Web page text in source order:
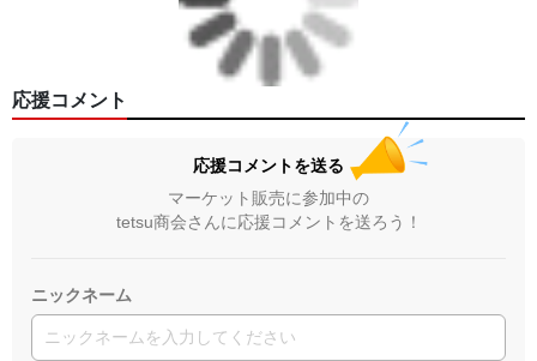
応援コメント
応援コメントを送る
マーケット販売に参加中の
tetsu商会さんに応援コメントを送ろう！
ニックネーム